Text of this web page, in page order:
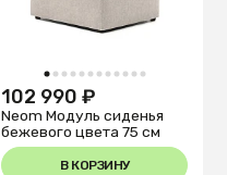
1 2 3 4 5 6 7 8 9 101112
102 990 ₽
Neom Модуль сиденья
бежевого цвета 75 см
В КОРЗИНУ